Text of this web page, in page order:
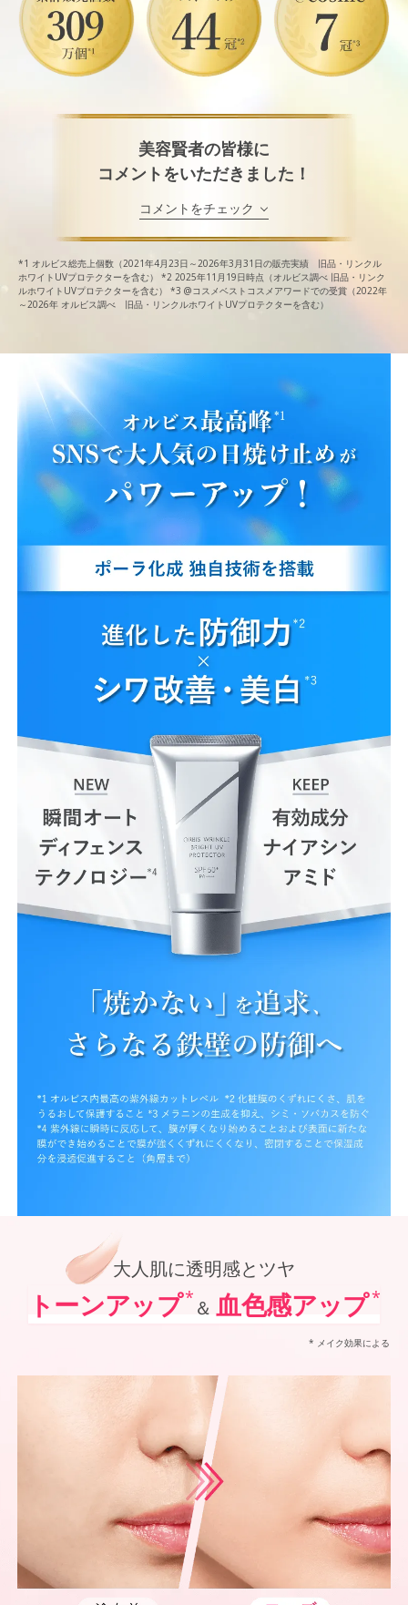
美容賢者の皆様に
コメントをいただきました！
コメントをチェック
*1 オルビス総売上個数（2021年4月23日～2026年3月31日の販売実績 旧品・リンクル
ホワイトUVプロテクターを含む）
*2 2025年11月19日時点（オルビス調べ 旧品・リンク
ルホワイトUVプロテクターを含む）
*3 @コスメベストコスメアワードでの受賞（2022年
～2026年 オルビス調べ 旧品・リンクルホワイトUVプロテクターを含む）
ポーラ化成 独自技術を搭載進化させた防御力*5✕シワ改善・美白*6、
@cosmeベストコスメアワードでの受賞（2022年～2025年 オルビス調べ リンクルホワイト
2024年12月20日時点（オルビス調べ リンクルホワイトUVプロテクターを含む）
化粧膜のくずれにくさ、肌をうるおして保護すること
メラニンの生成を抑え、シミ・ソバカスを防ぐ
紫外線に瞬時に反応して、膜が厚くなり始めることおよび表面に新たな膜ができ始めること
大人肌に透明感とツヤ
トーンアップ* ＆ 血色感アップ*
* メイク効果による